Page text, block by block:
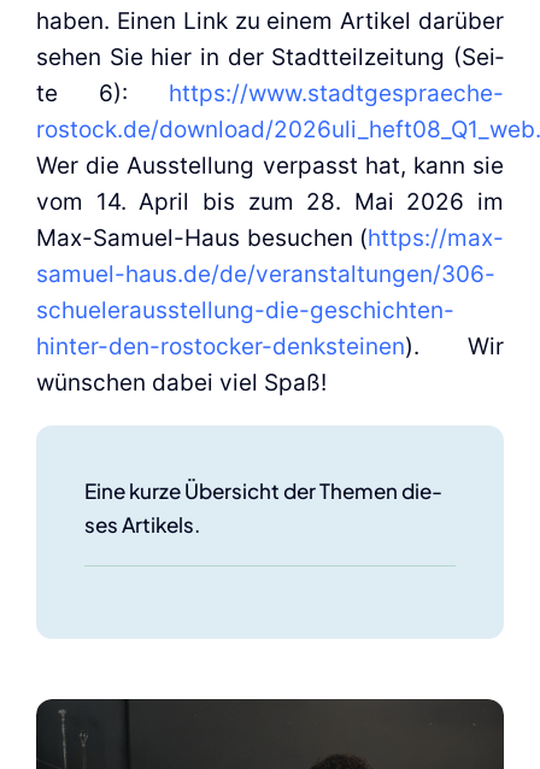
haben. Einen Link zu einem Arti­kel dar­über
sehen Sie hier in der Stadt­teil­zei­tung (Sei­
te 6): https://www.stadtgespraeche-
rostock.de/download/
Wer die Aus­stel­lung ver­passt hat, kann sie
vom 14. April bis zum 28. Mai 2026 im
Max-Samu­el-Haus besu­chen (https://max-
samuel-haus.de/de/veranstaltungen/306-
schuelerausstellung-die-geschichten-
hinter-den-rostocker-denksteinen). Wir
wün­schen dabei viel Spaß!
Eine kur­ze Über­sicht der The­men die­
ses Arti­kels.